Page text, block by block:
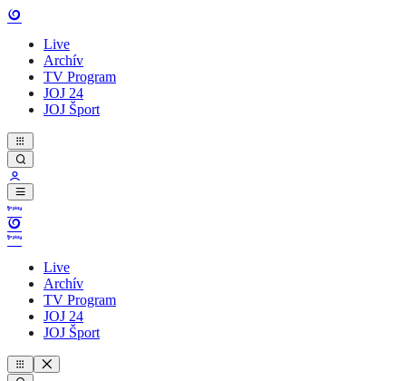
Live
Archív
TV Program
JOJ 24
JOJ Šport
Live
Archív
TV Program
JOJ 24
JOJ Šport